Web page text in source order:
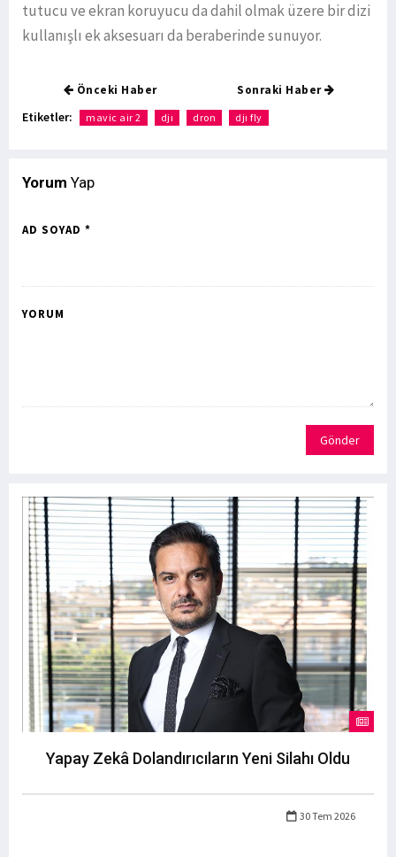
tutucu ve ekran koruyucu da dahil olmak üzere bir dizi
kullanışlı ek aksesuarı da beraberinde sunuyor.
Önceki Haber Sonraki Haber
Etiketler: mavic air 2 djı dron djı fly
Yorum Yap
AD SOYAD *
YORUM
Gönder
Yapay Zekâ Dolandırıcıların Yeni Silahı Oldu
30 Tem 2026